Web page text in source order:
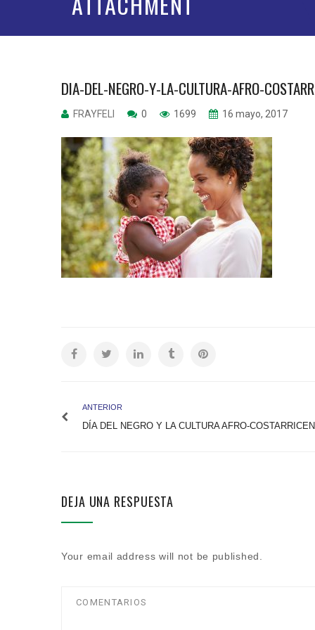
DIA-DEL-NEGRO-Y-LA-CULTURA-AFRO-
FRAYFELI 0 1699 16 mayo, 2017
ANTERIOR
DÍA DEL NEGRO Y LA CULTURA AFRO-
DEJA UNA RESPUESTA
Your email address will not be published.